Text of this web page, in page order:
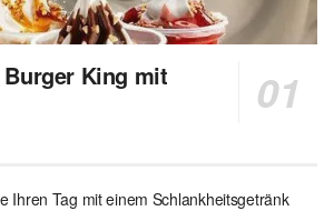
King mit
Ihren Tag mit einem Schlankheitsgetränk